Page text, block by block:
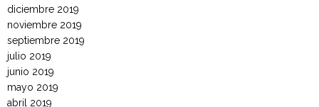
diciembre 2019
noviembre 2019
septiembre 2019
julio 2019
junio 2019
mayo 2019
abril 2019